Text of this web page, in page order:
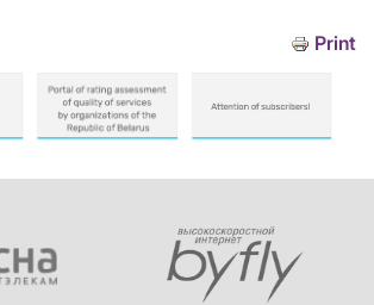
Print